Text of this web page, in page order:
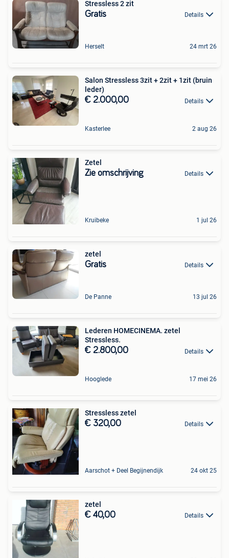
Stressless 2 zit
Gratis Details
Herselt 24 mrt 26
Salon Stressless 3zit + 2zit + 1zit (bruin
leder)
€ 2.000,00 Details
Kasterlee 2 aug 26
Zetel
Zie omschrijving Details
Kruibeke 1 jul 26
zetel
Gratis Details
De Panne 13 jul 26
Lederen HOMECINEMA. zetel
Stressless.
€ 2.800,00 Details
Hooglede 17 mei 26
Stressless zetel
€ 320,00 Details
Aarschot + Deel Begijnendijk 24 okt 25
zetel
€ 40,00 Details